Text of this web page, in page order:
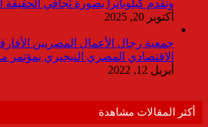
وتقدم كيلوباترا بصورة تُجافي الحقيقة
أكتوبر 20, 2025
جمعية رجال الأعمال المصريين
الاقتصادي المصري النيجيري بمؤتمر
أبريل 12, 2022
أكثر المقالات مشاهدة